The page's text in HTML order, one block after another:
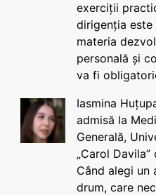
exerciții
dirigenția
materia
personală și
va fi
Iasmina
admisă la
Generală,
„Carol
Când alegi un
drum, care